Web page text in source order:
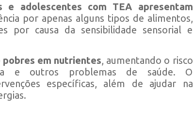
e adolescentes com TEA apresentam
por apenas alguns tipos de alimentos,
por causa da sensibilidade sensorial e
em nutrientes , aumentando o risco
e outros problemas de saúde. O
específicas, além de ajudar na